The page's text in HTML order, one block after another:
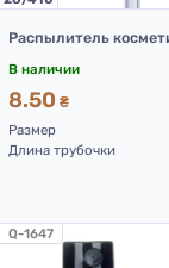
В наличии
8.50 ₴
Размер
Длина трубочки
Q-1647